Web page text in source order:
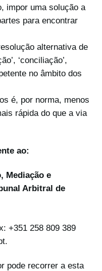
impor uma solução a
para encontrar
alternativa de
‘conciliação’,
no âmbito dos
é, por norma, menos
rápida do que a via
ao:
Mediação e
Arbitral de
+351 258 809 389
pode recorrer a esta